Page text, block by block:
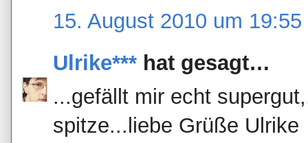
15. August 2010 um 19:55
Ulrike*** hat gesagt…
...gefällt mir echt
spitze...liebe Grüße Ulrike